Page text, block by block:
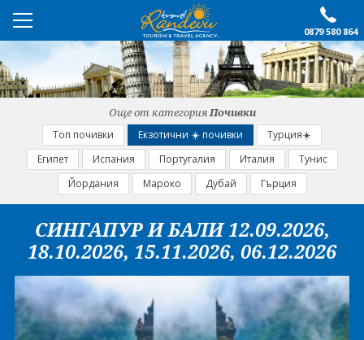
0879 580 864
ПРЕПОРЪЧАНО
ЕКСКУРЗИИ
ПОЧИВКИ
Контакти
Условия за записване
Политика за лични
данни
Документи
ПОСЛЕДВАЙТЕ НИ
Още от категорияПочивки
Топ почивки Екзотични ☀️ почивки
Турция☀️
Египет
Испания Португалия Италия
Тунис
Йордания
Мароко Дубай Гърция
СИНГАПУР И БАЛИ 12.09.2026,
18.10.2026, 15.11.2026, 06.12.2026